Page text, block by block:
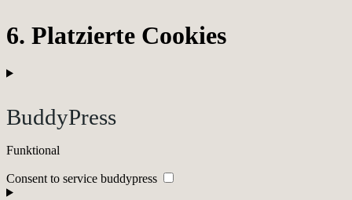
6. Platzierte Cookies
BuddyPress
Funktional
Consent to service buddypress